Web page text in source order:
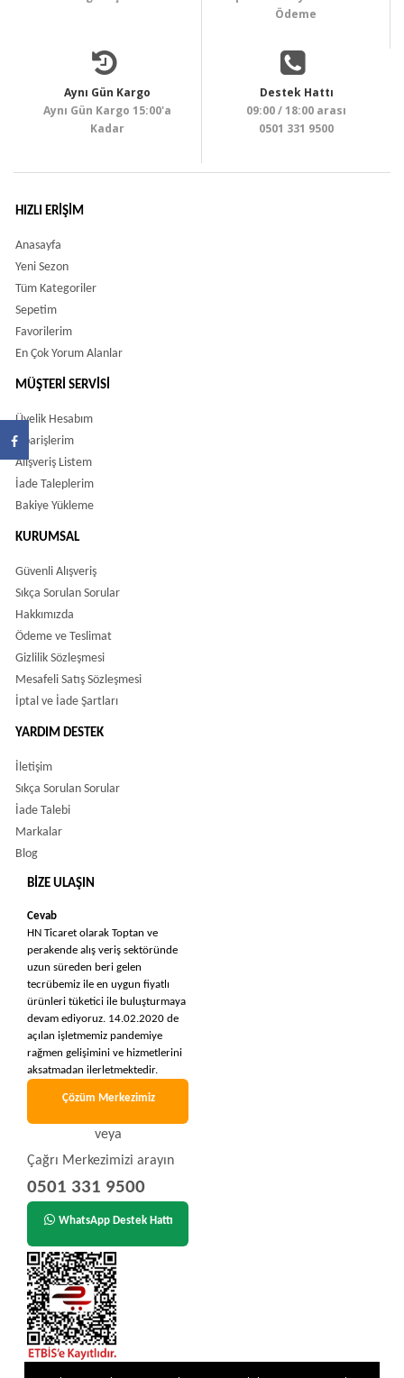
Ödeme
Aynı Gün Kargo
Aynı Gün Kargo 15:00'a
Kadar
Destek Hattı
09:00 / 18:00 arası
0501 331 9500
HIZLI ERIŞIM
Anasayfa
Yeni Sezon
Tüm Kategoriler
Sepetim
Favorilerim
En Çok Yorum Alanlar
MÜŞTERI SERVISI
Üyelik Hesabım
Siparişlerim
Alışveriş Listem
İade Taleplerim
Bakiye Yükleme
KURUMSAL
Güvenli Alışveriş
Sıkça Sorulan Sorular
Hakkımızda
Ödeme ve Teslimat
Gizlilik Sözleşmesi
Mesafeli Satış Sözleşmesi
İptal ve İade Şartları
YARDIM DESTEK
İletişim
Sıkça Sorulan Sorular
İade Talebi
Markalar
Blog
BIZE ULAŞIN
Cevab
HN Ticaret olarak Toptan ve
perakende alış veriş sektöründe
uzun süreden beri gelen
tecrübemiz ile en uygun fiyatlı
ürünleri tüketici ile buluşturmaya
devam ediyoruz. 14.02.2020 de
açılan işletmemiz pandemiye
rağmen gelişimini ve hizmetlerini
aksatmadan ilerletmektedir.
Çözüm Merkezimiz
veya
Çağrı Merkezimizi arayın
0501 331 9500
WhatsApp Destek Hattı